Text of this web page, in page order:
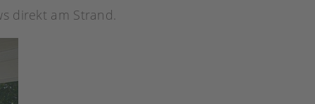
direkt am Strand.